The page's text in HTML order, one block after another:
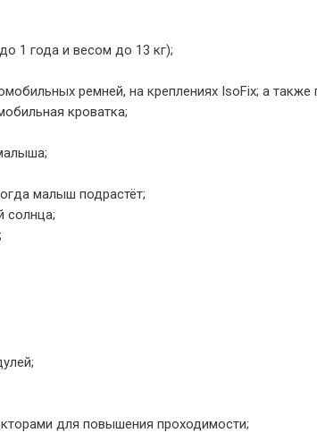
1 года и весом до 13 кг);
ремней, на креплениях IsoFix; а
кроватка;
малыш подрастёт;
солнца;
для повышения проходимости;